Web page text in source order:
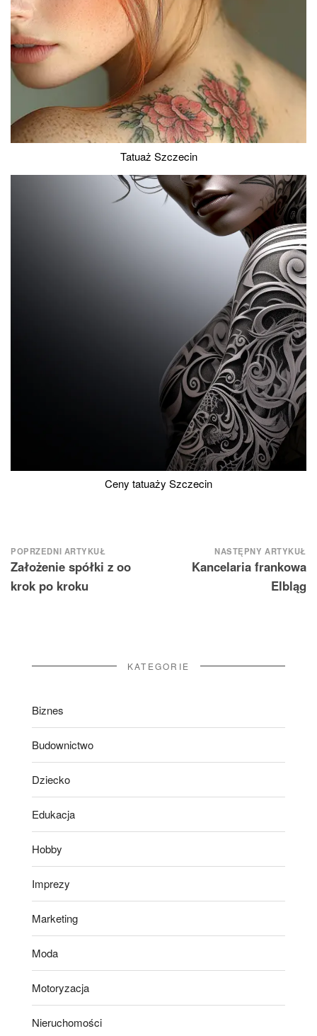
Tatuaż Szczecin
Ceny tatuaży Szczecin
Nawigacja
wpisu
POPRZEDNI ARTYKUŁ
Założenie spółki z oo
krok po kroku
NASTĘPNY ARTYKUŁ
Kancelaria frankowa
Elbląg
KATEGORIE
Biznes
Budownictwo
Dziecko
Edukacja
Hobby
Imprezy
Marketing
Moda
Motoryzacja
Nieruchomości